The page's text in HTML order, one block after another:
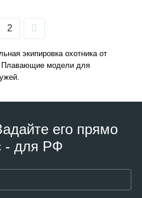
2
экипировка охотника от
Плавающие модели для
его прямо
- для РФ